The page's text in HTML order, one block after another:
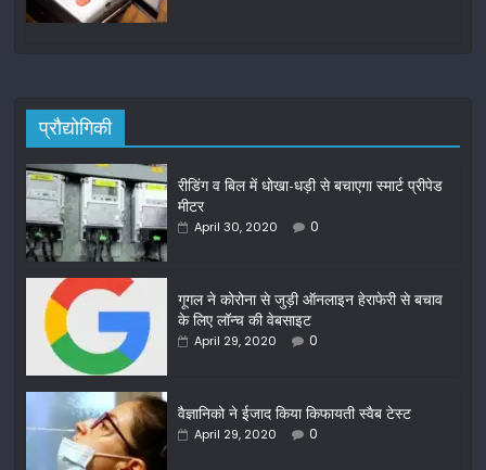
प्रौद्योगिकी
रीडिंग व बिल में धोखा-धड़ी से बचाएगा स्मार्ट प्रीपेड
मीटर
April 30, 2020 0
गूगल ने कोरोना से जुड़ी ऑनलाइन हेराफेरी से बचाव
के लिए लॉन्च की वेबसाइट
April 29, 2020 0
वैज्ञानिको ने ईजाद किया किफायती स्वैब टेस्ट
April 29, 2020 0